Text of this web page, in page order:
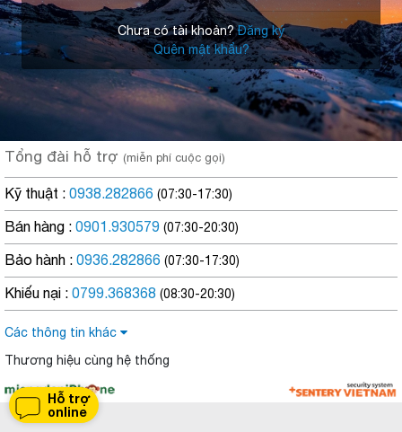
Chưa có tài khoản? Đăng ký
Quên mật khẩu?
Hỗ trợ
online
Tổng đài hỗ trợ (miễn phí cuộc gọi)
Kỹ thuật : 0938.282866 (07:30-17:30)
Bán hàng : 0901.930579 (07:30-20:30)
Bảo hành : 0936.282866 (07:30-17:30)
Khiếu nại : 0799.368368 (08:30-20:30)
Các thông tin khác
Thương hiệu cùng hệ thống